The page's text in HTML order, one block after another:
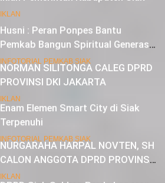
IKLAN
NORMAN SILITONGA CALEG DPRD
PROVINSI DKI JAKARTA
IKLAN
NURGARAHA HARPAL NOVTEN, SH
CALON ANGGOTA DPRD PROVINSI
DKI JAKARTA
IKLAN
Pemkab Bangun Spiritual Generasi
Muda
INFOTORIAL PEMKAB SIAK
Enam Elemen Smart City di Siak
Terpenuhi
INFOTORIAL PEMKAB SIAK
DPRD Siak Sahkan Perda Laporan